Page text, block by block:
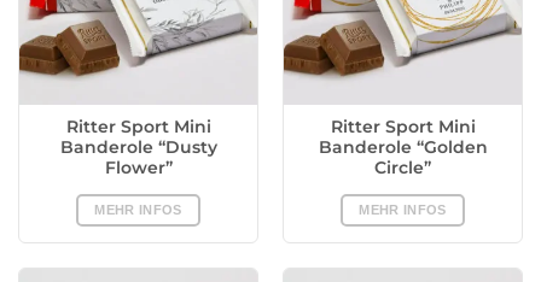
Ritter Sport Mini
Banderole “Dusty
Flower”
MEHR INFOS
Ritter Sport Mini
Banderole “Golden
Circle”
MEHR INFOS